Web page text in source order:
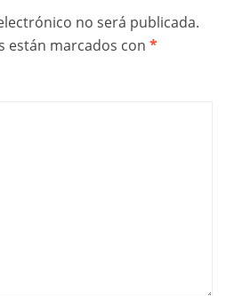
no será publicada.
están marcados con *